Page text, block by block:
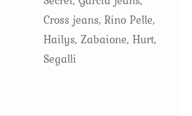
Cross jeans, Rino Pelle,
Hailys, Zabaione, Hurt,
Segalli